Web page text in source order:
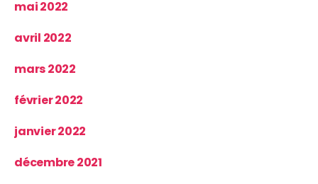
mai 2022
avril 2022
mars 2022
février 2022
janvier 2022
décembre 2021